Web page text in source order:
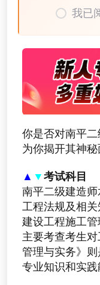
我已
你是否对南平
为你揭开其神
▲ ▼ 考试科目
南平二级建造
工程法规及相
建设工程施工
主要考查考生
管理与实务》
专业知识和实践